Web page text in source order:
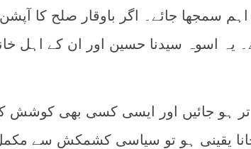
سمجھا جائے۔ اگر باوقار صلح کا آپشن
یہ اسوہ سیدنا حسین اور ان کے اہل
ہو جائیں اور ایسی کسی بھی کوشش
جانا یقینی ہو تو سیاسی کشمکش سے